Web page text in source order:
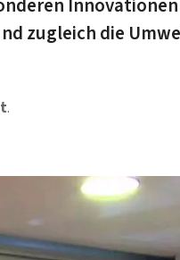
zugleich die
.